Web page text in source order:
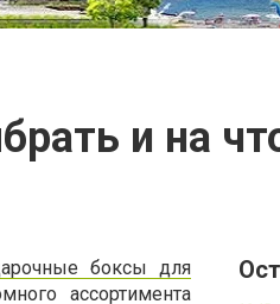
и на
боксы для
ассортимента